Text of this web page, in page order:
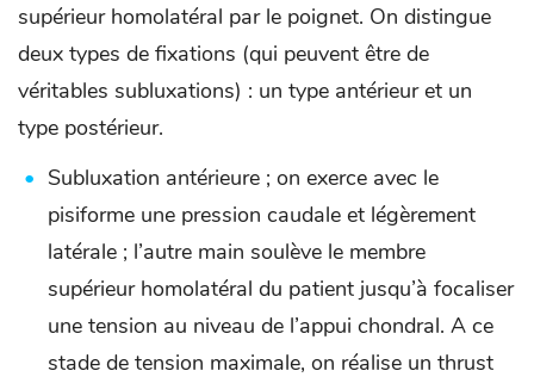
supérieur homolatéral par le poignet. On distingue
deux types de fixations (qui peuvent être de
véritables subluxations) : un type antérieur et un
type postérieur.
Subluxation antérieure ; on exerce avec le
pisiforme une pression caudale et légèrement
latérale ; l’autre main soulève le membre
supérieur homolatéral du patient jusqu’à focaliser
une tension au niveau de l’appui chondral. A ce
stade de tension maximale, on réalise un thrust